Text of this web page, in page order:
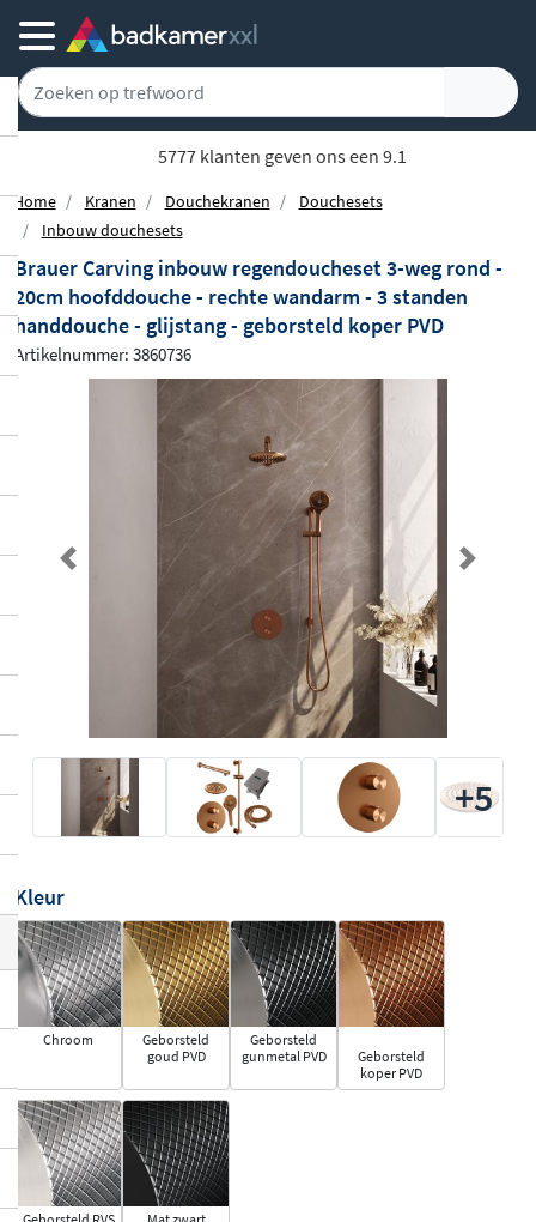
5777 klanten geven ons een 9.1
Home Kranen Douchekranen
Douchesets
Inbouw douchesets
Brauer Carving inbouw regendoucheset 3-weg rond -
20cm hoofddouche - rechte wandarm - 3 standen
handdouche - glijstang - geborsteld koper PVD
Artikelnummer: 3860736
Previous Next
+5
Kleur
Chroom
Geborsteld
goud PVD
Geborsteld
gunmetal PVD
Geborsteld
koper PVD